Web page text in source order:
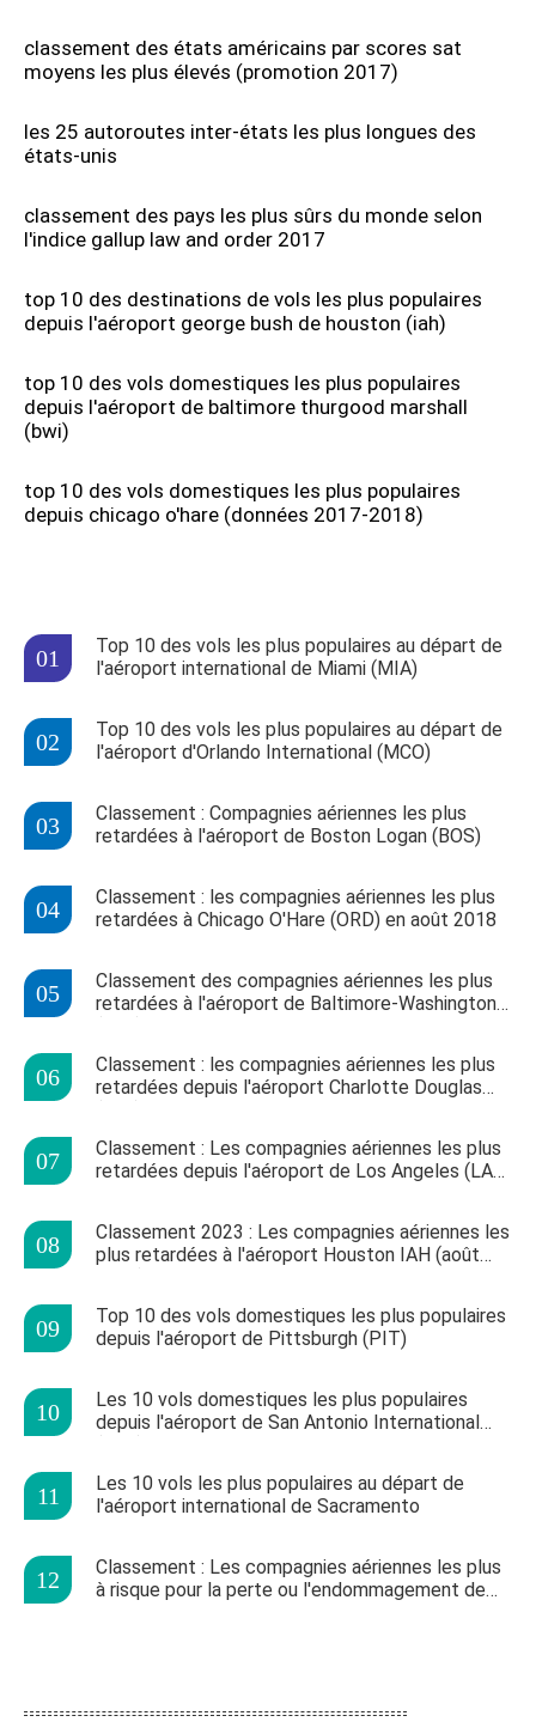
classement des états américains par scores sat
moyens les plus élevés (promotion 2017)
les 25 autoroutes inter-états les plus longues des
états-unis
classement des pays les plus sûrs du monde selon
l'indice gallup law and order 2017
top 10 des destinations de vols les plus populaires
depuis l'aéroport george bush de houston (iah)
top 10 des vols domestiques les plus populaires
depuis l'aéroport de baltimore thurgood marshall
(bwi)
top 10 des vols domestiques les plus populaires
depuis chicago o'hare (données 2017-2018)
Top 10 des vols les plus populaires au départ de
l'aéroport international de Miami (MIA)
Top 10 des vols les plus populaires au départ de
l'aéroport d'Orlando International (MCO)
Classement : Compagnies aériennes les plus
retardées à l'aéroport de Boston Logan (BOS)
Classement : les compagnies aériennes les plus
retardées à Chicago O'Hare (ORD) en août 2018
Classement des compagnies aériennes les plus
retardées à l'aéroport de Baltimore-Washington
Classement : les compagnies aériennes les plus
retardées depuis l'aéroport Charlotte Douglas
Classement : Les compagnies aériennes les plus
retardées depuis l'aéroport de Los Angeles (LAX)
Classement 2023 : Les compagnies aériennes les
plus retardées à l'aéroport Houston IAH (août
Top 10 des vols domestiques les plus populaires
depuis l'aéroport de Pittsburgh (PIT)
Les 10 vols domestiques les plus populaires
depuis l'aéroport de San Antonio International
Les 10 vols les plus populaires au départ de
l'aéroport international de Sacramento
Classement : Les compagnies aériennes les plus
à risque pour la perte ou l'endommagement de